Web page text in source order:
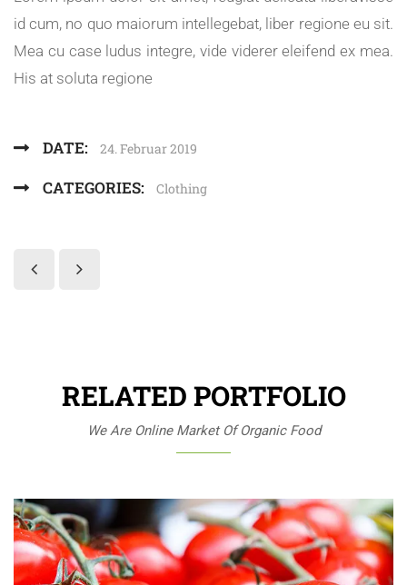
id cum, no quo maiorum intellegebat, liber regione eu sit.
Mea cu case ludus integre, vide viderer eleifend ex mea.
His at soluta regione
DATE: 24. Februar 2019
CATEGORIES: Clothing
RELATED PORTFOLIO
We Are Online Market Of Organic Food